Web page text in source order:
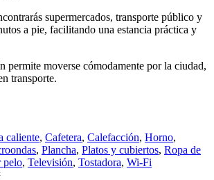
supermercados, transporte público y
a pie, facilitando una estancia práctica y
permite moverse cómodamente por la ciudad,
transporte.
caliente, Cafetera, Calefacción, Horno,
, Plancha, Platos y cubiertos, Ropa de
pelo, Televisión, Tostadora, Wi-Fi